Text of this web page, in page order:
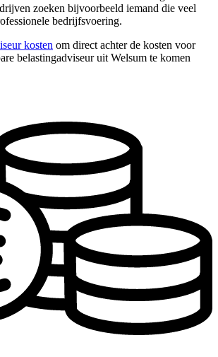
zoeken bijvoorbeeld iemand die veel
bedrijfsvoering.
kosten om direct achter de kosten voor
belastingadviseur uit Welsum te komen